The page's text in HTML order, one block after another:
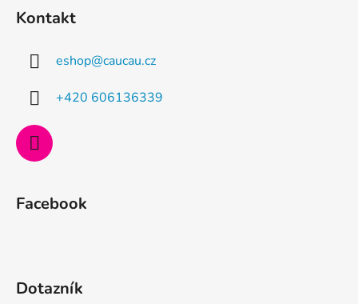
Kontakt
eshop@caucau.cz
+420 606136339
Facebook
Dotazník